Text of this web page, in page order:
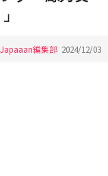
Japaaan編集部 2024/12/03